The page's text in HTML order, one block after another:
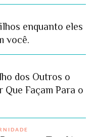
enquanto eles
você.
dos Outros o
Que Façam Para o